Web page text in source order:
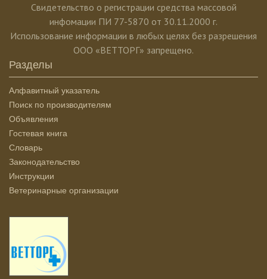
Свидетельство о регистрации средства массовой
инфомации ПИ 77-5870 от 30.11.2000 г.
Использование информации в любых целях без разрешения
ООО «ВЕТТОРГ» запрещено.
Разделы
Алфавитный указатель
Поиск по производителям
Объявления
Гостевая книга
Словарь
Законодательство
Инструкции
Ветеринарные организации